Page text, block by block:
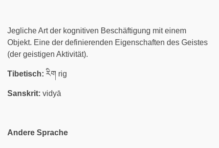
Jegliche Art der kognitiven Beschäftigung mit einem
Objekt. Eine der definierenden Eigenschaften des Geistes
(der geistigen Aktivität).
Tibetisch: རིག rig
Sanskrit: vidyā
Andere Sprache